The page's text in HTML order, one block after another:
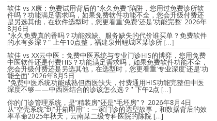
软佳 vs X康：免费试用背后的"永久免费"陷阱，您用过免费诊所软
件吗？功能满足需求吗，如果免费软件功能不全，您会升级付费还
是另选其他，在软件选型时，您更看重'免费'还是'功能完整' 2026年
8月6日
"永久免费真的香吗？功能残缺、服务缺失的代价谁买单？免费软件
的水有多深？" 上午10点整，福建泉州鲤城区某诊所 […]
软佳 vs XX云中医：免费中医系统与专业门诊HIS的博弈，您用免费
中医软件还是付费HIS？功能满足需求吗，如果免费软件功能不全，
您会升级付费还是另选其他，在选型时，您更看重'专业深度'还是'功
能全面' 2026年8月5日
"免费中医系统功能成熟但西医缺失，付费通用HIS功能完整但中医
深度不够——中西医结合的诊该怎么选？" 下午2点 […]
你的门诊管理系统，是“精装房”还是“毛坯房”？ 2026年8月4日
从“空壳系统”到“开箱即用”：一家门诊的选型故事，和数据背后的效
率革命2025年秋天，云南某二级专科医院的陈院 […]